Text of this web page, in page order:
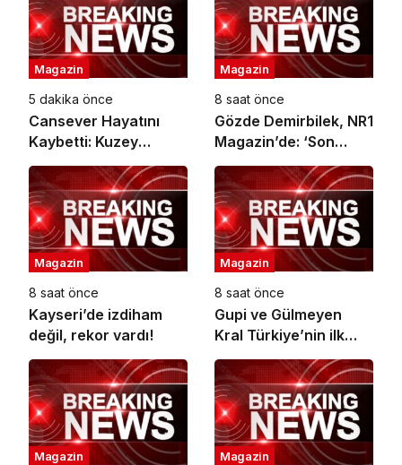
Magazin
5 dakika önce
Cansever Hayatını
Kaybetti: Kuzey
Makedonya’da
Toprağa Verilecek
Magazin
8 saat önce
Gözde Demirbilek, NR1
Magazin’de: ‘Son
assolist olarak var
olacağım!’
Magazin
8 saat önce
Kayseri’de izdiham
değil, rekor vardı!
Magazin
8 saat önce
Gupi ve Gülmeyen
Kral Türkiye’nin ilk
IMAX® animasyon
filmi oluyor
Magazin Magazin